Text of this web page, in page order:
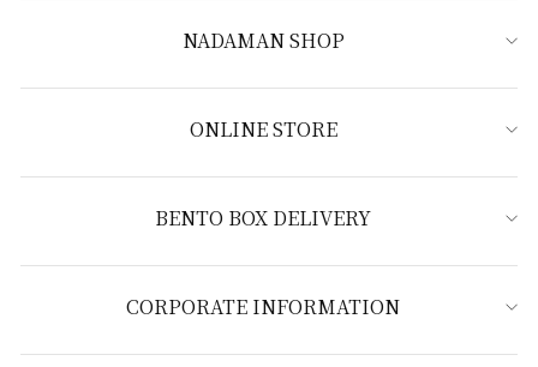
NADAMAN SHOP
ONLINE STORE
BENTO BOX DELIVERY
CORPORATE INFORMATION